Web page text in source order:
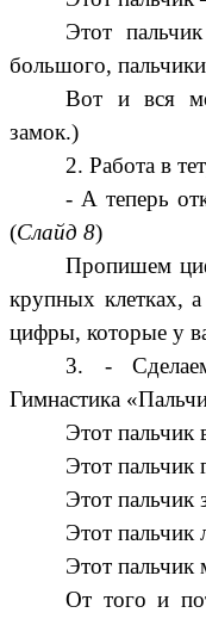
Этот
большого,
Вот и вся
замок.)
2. Работа в
- А теперь
(Слайд 8)
Пропишем
крупных клетках,
цифры, которые у
3. -
Гимнастика
Этот пальчик
Этот пальчик
Этот пальчик
Этот пальчик
Этот пальчик
От того и